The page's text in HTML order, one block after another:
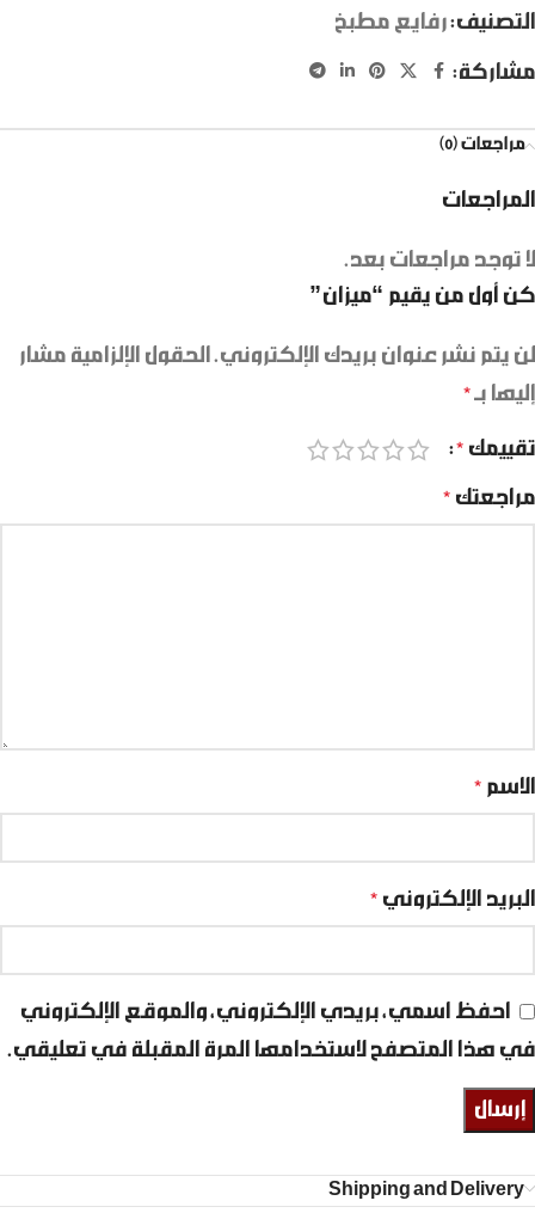
التصنيف:رفايع مطبخ
مشاركة:
مراجعات (0)
المراجعات
لا توجد مراجعات بعد.
كن أول من يقيم “ميزان”
لن يتم نشر عنوان بريدك الإلكتروني. الحقول الإلزامية مشار
إليها بـ *
تقييمك *
مراجعتك *
الاسم *
البريد الإلكتروني *
احفظ اسمي، بريدي الإلكتروني، والموقع الإلكتروني
في هذا المتصفح لاستخدامها المرة المقبلة في تعليقي.
Shipping and Delivery